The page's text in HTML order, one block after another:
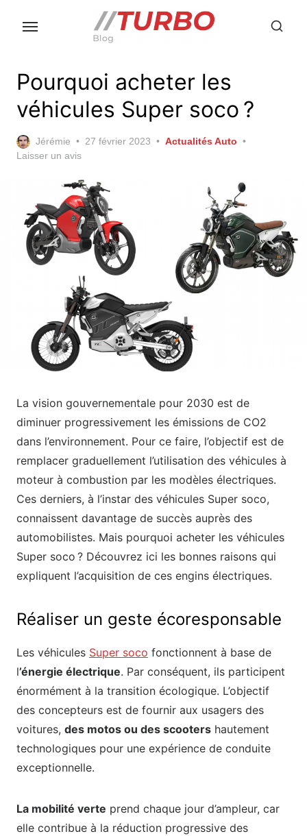
Pourquoi acheter les
véhicules Super soco ?
Jérémie
Posted
27 février 2023
Actualités Auto
Laisser un avis
La vision gouvernementale pour 2030 est de
diminuer progressivement les émissions de CO2
dans l’environnement. Pour ce faire, l’objectif est de
remplacer graduellement l’utilisation des véhicules à
moteur à combustion par les modèles électriques.
Ces derniers, à l’instar des véhicules Super soco,
connaissent davantage de succès auprès des
automobilistes. Mais pourquoi acheter les véhicules
Super soco ? Découvrez ici les bonnes raisons qui
expliquent l’acquisition de ces engins électriques.
Réaliser un geste écoresponsable
Les véhicules Super soco fonctionnent à base de
l’énergie électrique. Par conséquent, ils participent
énormément à la transition écologique. L’objectif
des concepteurs est de fournir aux usagers des
voitures, des motos ou des scooters hautement
technologiques pour une expérience de conduite
exceptionnelle.
La mobilité verte prend chaque jour d’ampleur, car
elle contribue à la réduction progressive des